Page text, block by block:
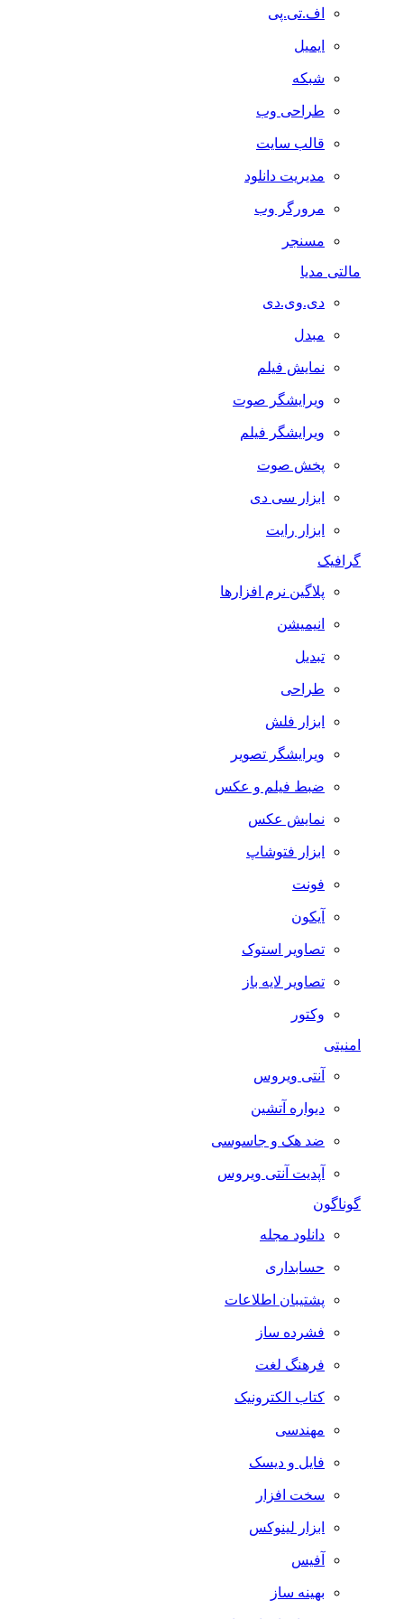
اف.تی.پی
ایمیل
شبکه
طراحی وب
قالب سایت
مدیریت دانلود
مرورگر وب
مسنجر
مالتی مدیا
دی.وی.دی
مبدل
نمایش فیلم
ویرایشگر صوت
ویرایشگر فیلم
پخش صوت
ابزار سی دی
ابزار رایت
گرافیک
پلاگین نرم افزارها
انیمیشن
تبدیل
طراحی
ابزار فلش
ویرایشگر تصویر
ضبط فيلم و عكس
نمایش عکس
ابزار فتوشاپ
فونت
آیکون
تصاویر استوک
تصاویر لایه باز
وکتور
امنیتی
آنتی ویروس
دیواره آتشین
ضد هک و جاسوسی
آپدیت آنتی ویروس
گوناگون
دانلود مجله
حسابداری
پشتیبان اطلاعات
فشرده ساز
فرهنگ لغت
کتاب الکترونیک
مهندسی
فایل و دیسک
سخت افزار
ابزار لینوکس
آفیس
بهینه ساز